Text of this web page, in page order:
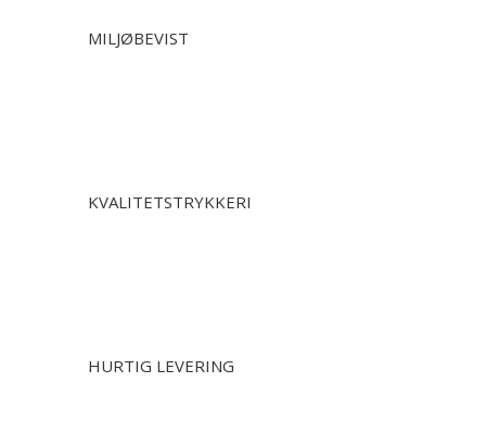
MILJØBEVIST
KVALITETSTRYKKERI
HURTIG LEVERING